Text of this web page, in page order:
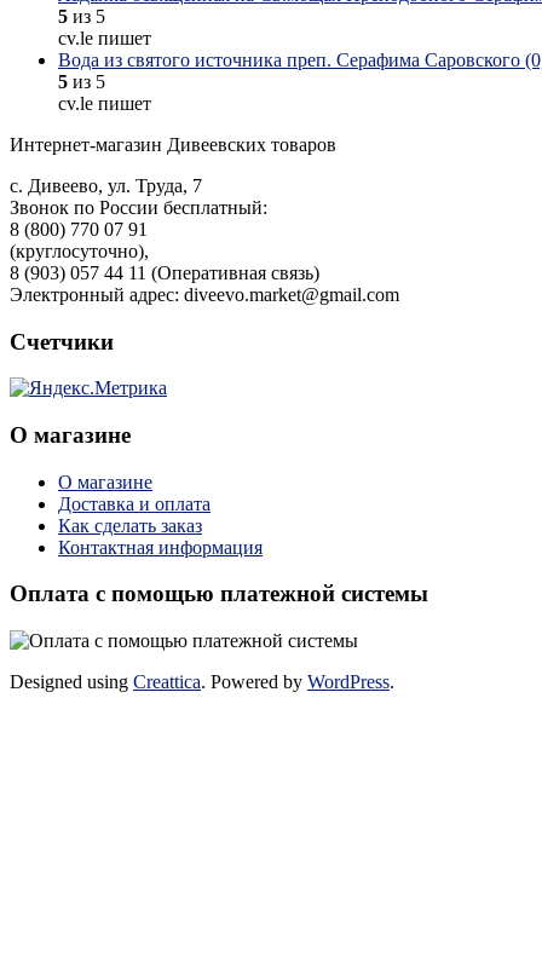
5 из 5
cv.le пишет
Вода из святого источника преп. Серафима Саровского
5 из 5
cv.le пишет
Интернет-магазин Дивеевских товаров
с. Дивеево, ул. Труда, 7
Звонок по России бесплатный:
8 (800) 770 07 91
(круглосуточно),
8 (903) 057 44 11 (Оперативная связь)
Электронный адрес: diveevo.market@gmail.com
Счетчики
О магазине
О магазине
Доставка и оплата
Как сделать заказ
Контактная информация
Оплата с помощью платежной системы
Designed using Creattica. Powered by WordPress.